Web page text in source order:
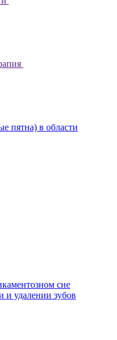
пятна) в области
сне
и удалении зубов